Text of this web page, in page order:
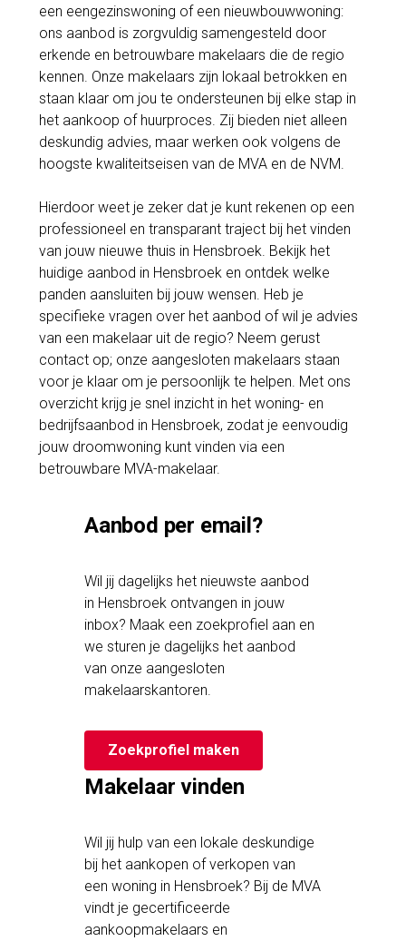
een eengezinswoning of een nieuwbouwwoning:
ons aanbod is zorgvuldig samengesteld door
erkende en betrouwbare makelaars die de regio
kennen. Onze makelaars zijn lokaal betrokken en
staan klaar om jou te ondersteunen bij elke stap in
het aankoop of huurproces. Zij bieden niet alleen
deskundig advies, maar werken ook volgens de
hoogste kwaliteitseisen van de MVA en de NVM.
Hierdoor weet je zeker dat je kunt rekenen op een
professioneel en transparant traject bij het vinden
van jouw nieuwe thuis in Hensbroek. Bekijk het
huidige aanbod in Hensbroek en ontdek welke
panden aansluiten bij jouw wensen. Heb je
specifieke vragen over het aanbod of wil je advies
van een makelaar uit de regio? Neem gerust
contact op; onze aangesloten makelaars staan
voor je klaar om je persoonlijk te helpen. Met ons
overzicht krijg je snel inzicht in het woning- en
bedrijfsaanbod in Hensbroek, zodat je eenvoudig
jouw droomwoning kunt vinden via een
betrouwbare MVA-makelaar.
Aanbod per email?
Wil jij dagelijks het nieuwste aanbod
in Hensbroek ontvangen in jouw
inbox? Maak een zoekprofiel aan en
we sturen je dagelijks het aanbod
van onze aangesloten
makelaarskantoren.
Zoekprofiel maken
Makelaar vinden
Wil jij hulp van een lokale deskundige
bij het aankopen of verkopen van
een woning in Hensbroek? Bij de MVA
vindt je gecertificeerde
aankoopmakelaars en